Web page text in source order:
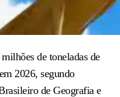
de toneladas de
2026, segundo
de Geografia e